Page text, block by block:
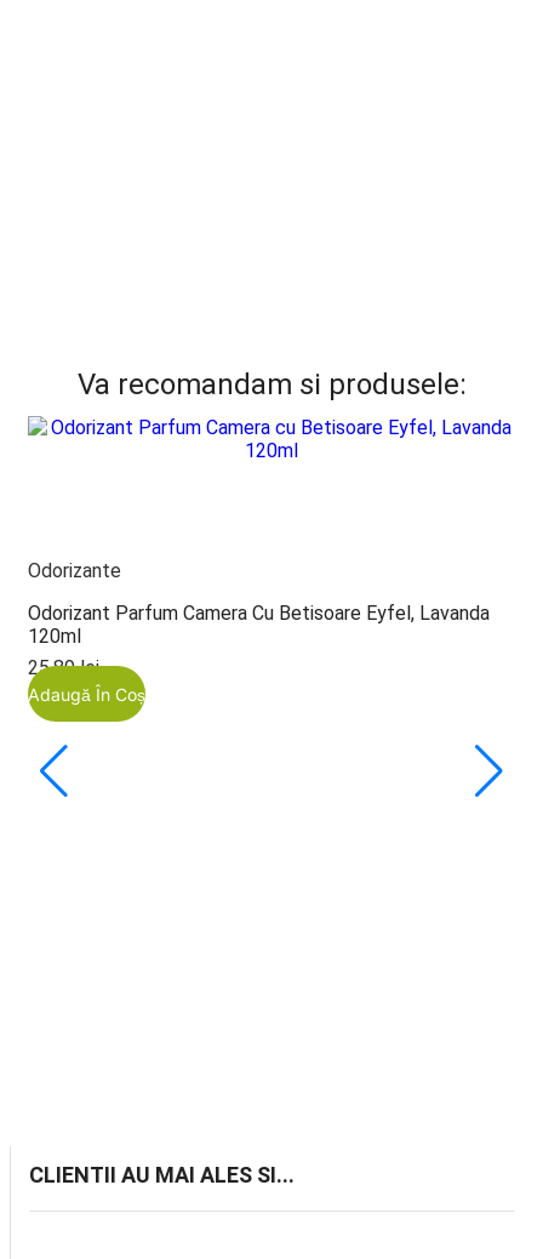
Va recomandam si produsele:
Odorizante
Odorizant Parfum Camera Cu Betisoare Eyfel, Lavanda
120ml
25,89lei
Adaugă În Coș
CLIENTII AU MAI ALES SI...